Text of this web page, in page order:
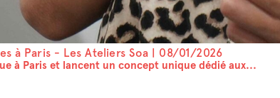
à Paris - Les Ateliers Soa | 08/01/2026
à Paris et lancent un concept unique dédié aux...